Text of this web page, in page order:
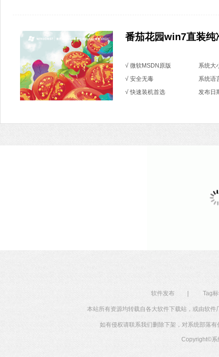
番茄花园win7直装
√ 微软MSDN原版
系统大
√ 安全无毒
系统语
√ 快速装机首选
发布日
软件发布 Tag
本站所有资源均转载自各大软件下载站，或由软
如有侵权请联系我们删除下架，对系统部落
Copyright©系